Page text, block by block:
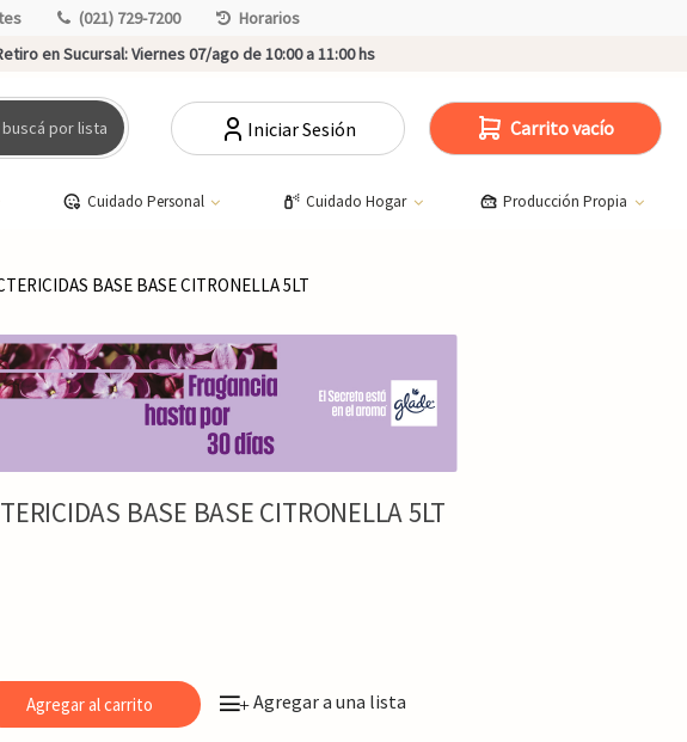
(021) 729-7200
Horarios
en Sucursal:Viernes 07/ago de 10:00 a 11:00 hs
buscá por lista Iniciar Sesión Carrito vacío
Cuidado Personal Cuidado Hogar Producción Propia
BASE BASE CITRONELLA 5LT
BASE BASE CITRONELLA 5LT
Agregar al carrito +Agregar a una lista